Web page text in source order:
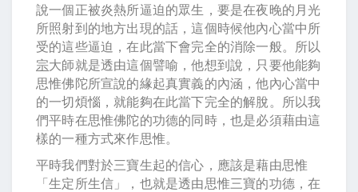
說一個正被炎熱所逼迫的眾生，要是在夜晚的月光
所照射到的地方出現的話，這個時候他內心當中所
受的這些逼迫，在此當下會完全的消除一般。所以
宗大師就是透由這個譬喻，他想到說，只要他能夠
思惟佛陀所宣說的緣起真實義的內涵，他內心當中
的一切煩惱，就能夠在此當下完全的解脫。所以我
們平時在思惟佛陀的功德的同時，也是必須藉由這
樣的一種方式來作思惟。
平時我們對於三寶生起的信心，應該是藉由思惟
「生定所生信」，也就是透由思惟三寶的功德，在